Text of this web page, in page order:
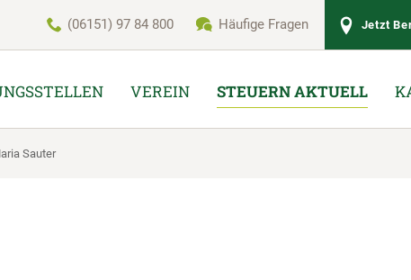
(06151) 97 84 800 Häufige Fragen Jetzt
VEREIN STEUERN AKTUELL
Sauter